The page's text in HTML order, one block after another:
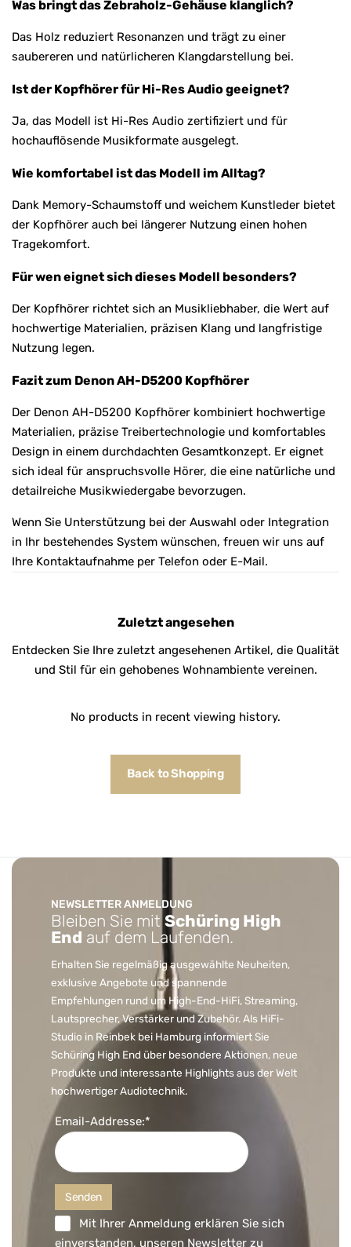
Was bringt das Zebraholz-Gehäuse klanglich?
Das Holz reduziert Resonanzen und trägt zu einer
saubereren und natürlicheren Klangdarstellung bei.
Ist der Kopfhörer für Hi-Res Audio geeignet?
Ja, das Modell ist Hi-Res Audio zertifiziert und für
hochauflösende Musikformate ausgelegt.
Wie komfortabel ist das Modell im Alltag?
Dank Memory-Schaumstoff und weichem Kunstleder bietet
der Kopfhörer auch bei längerer Nutzung einen hohen
Tragekomfort.
Für wen eignet sich dieses Modell besonders?
Der Kopfhörer richtet sich an Musikliebhaber, die Wert auf
hochwertige Materialien, präzisen Klang und langfristige
Nutzung legen.
Fazit zum Denon AH-D5200 Kopfhörer
Der Denon AH-D5200 Kopfhörer kombiniert hochwertige
Materialien, präzise Treibertechnologie und komfortables
Design in einem durchdachten Gesamtkonzept. Er eignet
sich ideal für anspruchsvolle Hörer, die eine natürliche und
detailreiche Musikwiedergabe bevorzugen.
Wenn Sie Unterstützung bei der Auswahl oder Integration
in Ihr bestehendes System wünschen, freuen wir uns auf
Ihre Kontaktaufnahme per Telefon oder E-Mail.
Zuletzt angesehen
Entdecken Sie Ihre zuletzt angesehenen Artikel, die Qualität
und Stil für ein gehobenes Wohnambiente vereinen.
No products in recent viewing history.
Back to Shopping
NEWSLETTER ANMELDUNG
Bleiben Sie mit Schüring High
End auf dem Laufenden.
Erhalten Sie regelmäßig ausgewählte Neuheiten,
exklusive Angebote und spannende
Empfehlungen rund um High-End-HiFi, Streaming,
Lautsprecher, Verstärker und Zubehör. Als HiFi-
Studio in Reinbek bei Hamburg informiert Sie
Schüring High End über besondere Aktionen, neue
Produkte und interessante Highlights aus der Welt
hochwertiger Audiotechnik.
Email-Addresse:*
Mit Ihrer Anmeldung erklären Sie sich
einverstanden, unseren Newsletter zu